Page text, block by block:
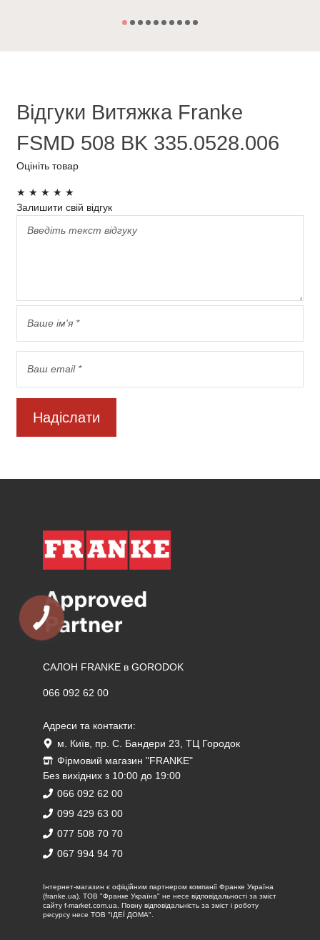
Відгуки Витяжка Franke
FSMD 508 BK 335.0528.006
Оцініть товар
★ ★ ★ ★ ★
Залишити свій відгук
Надіслати
САЛОН FRANKE в GORODOK
066 092 62 00
Адреси та контакти:
м. Київ, пр. С. Бандери 23, ТЦ Городок
Фірмовий магазин "FRANKE"
Без вихідних з 10:00 до 19:00
066 092 62 00
099 429 63 00
077 508 70 70
067 994 94 70
Iнтернет-магазин є офіційним партнером компанії Франке Україна
(franke.ua). ТОВ "Франке Україна" не несе відповідальності за зміст
сайту f-market.com.ua. Повну відповідальність за зміст і роботу
ресурсу несе ТОВ "ІДЕЇ ДОМА".